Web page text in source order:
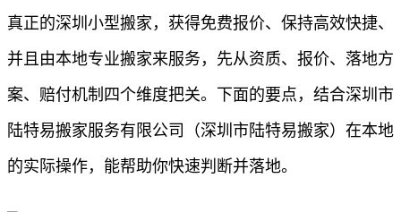
真正的深圳小型搬家，获得免费报价、保持高效快捷、
并且由本地专业搬家来服务，先从资质、报价、落地方
案、赔付机制四个维度把关。下面的要点，结合深圳市
陆特易搬家服务有限公司（深圳市陆特易搬家）在本地
的实际操作，能帮助你快速判断并落地。